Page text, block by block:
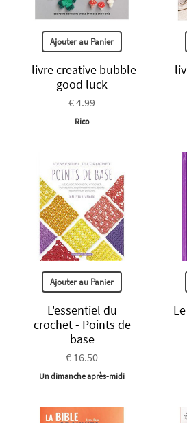
Ajouter au Panier
-livre creative bubble
good luck
€ 4.99
Rico
-
Ajouter au Panier
L'essentiel du
crochet - Points de
base
€ 16.50
Un dimanche après-midi